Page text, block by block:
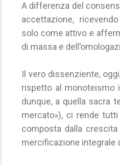
A differenza del
accettazione,
solo come attivo e
di massa e
Il vero dissenziente,
rispetto al monoteismo
dunque, a quella sacra
mercato»), ci rende
composta dalla
mercificazione integrale